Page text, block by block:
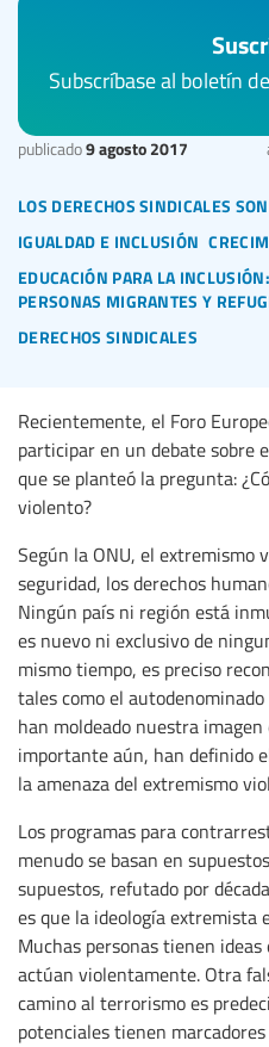
los derechos sindicales
igualdad e inclusión
educación para la
personas migrantes y
derechos sindicales
publicado9 agosto 2017
Subscríbase al boletín de
Recientemente, el Foro
participar en un debate sobre
que se planteó la pregunta:
violento?
Según la ONU, el extremismo
seguridad, los derechos
Ningún país ni región está
es nuevo ni exclusivo de
mismo tiempo, es preciso
tales como el
han moldeado nuestra
importante aún, han definido
la amenaza del extremismo
Los programas para
menudo se basan en
supuestos, refutado por
es que la ideología extremista
Muchas personas tienen
actúan violentamente. Otra
camino al terrorismo es
potenciales tienen